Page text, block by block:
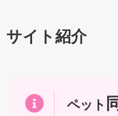
サイト紹介
ペット